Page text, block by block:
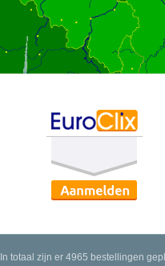
In totaal zijn er 4965 bestellingen